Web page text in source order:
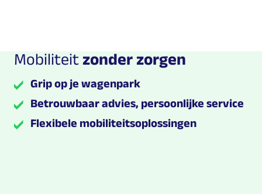
Mobiliteit zonder zorgen
Grip op je wagenpark
Betrouwbaar advies, persoonlijke service
Flexibele mobiliteitsoplossingen